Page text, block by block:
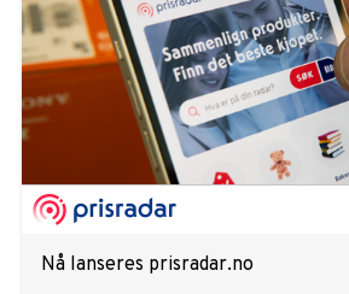
Nå lanseres prisradar.no